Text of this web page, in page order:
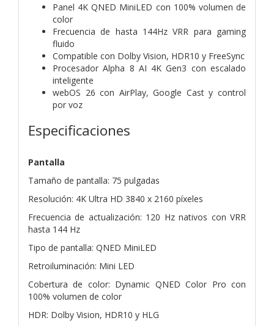
Panel 4K QNED MiniLED con 100% volumen de
color
Frecuencia de hasta 144Hz VRR para gaming
fluido
Compatible con Dolby Vision, HDR10 y FreeSync
Procesador Alpha 8 AI 4K Gen3 con escalado
inteligente
webOS 26 con AirPlay, Google Cast y control
por voz
Especificaciones
Pantalla
Tamaño de pantalla: 75 pulgadas
Resolución: 4K Ultra HD 3840 x 2160 píxeles
Frecuencia de actualización: 120 Hz nativos con VRR
hasta 144 Hz
Tipo de pantalla: QNED MiniLED
Retroiluminación: Mini LED
Cobertura de color: Dynamic QNED Color Pro con
100% volumen de color
HDR: Dolby Vision, HDR10 y HLG